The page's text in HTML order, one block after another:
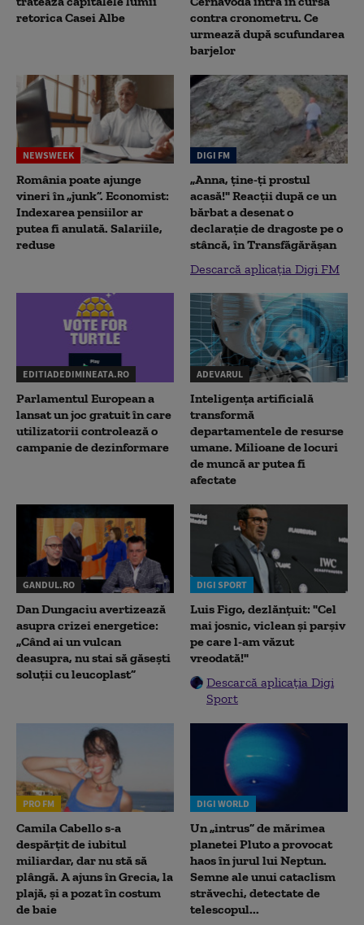
retorica Casei Albe
contra cronometru. Ce
urmează după scufundarea
barjelor
NEWSWEEK
România poate ajunge
vineri în „junk”. Economist:
Indexarea pensiilor ar
putea fi anulată. Salariile,
reduse
DIGI FM
„Anna, ţine-ţi prostul
acasă!" Reacţii după ce un
bărbat a desenat o
declaraţie de dragoste pe o
stâncă, în Transfăgărăşan
Descarcă aplicația Digi FM
EDITIADEDIMINEATA.RO
Parlamentul European a
lansat un joc gratuit în care
utilizatorii controlează o
campanie de dezinformare
ADEVARUL
Inteligența artificială
transformă
departamentele de resurse
umane. Milioane de locuri
de muncă ar putea fi
afectate
GANDUL.RO
Dan Dungaciu avertizează
asupra crizei energetice:
„Când ai un vulcan
deasupra, nu stai să găsești
soluții cu leucoplast”
DIGI SPORT
Luis Figo, dezlănțuit: "Cel
mai josnic, viclean și parșiv
pe care l-am văzut
vreodată!"
Descarcă aplicația Digi
Sport
PRO FM
Camila Cabello s-a
despărțit de iubitul
miliardar, dar nu stă să
plângă. A ajuns în Grecia, la
plajă, și a pozat în costum
de baie
DIGI WORLD
Un „intrus” de mărimea
planetei Pluto a provocat
haos în jurul lui Neptun.
Semne ale unui cataclism
străvechi, detectate de
telescopul...